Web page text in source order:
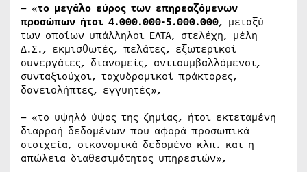
– «το μεγάλο εύρος των επηρεαζόμενων
προσώπων ήτοι 4.000.000-5.000.000, μεταξύ
των οποίων υπάλληλοι ΕΛΤΑ, στελέχη, μέλη
Δ.Σ., εκμισθωτές, πελάτες, εξωτερικοί
συνεργάτες, διανομείς, αντισυμβαλλόμενοι,
συνταξιούχοι, ταχυδρομικοί πράκτορες,
δανειολήπτες, εγγυητές»,
– «το υψηλό ύψος της ζημίας, ήτοι εκτεταμένη
διαρροή δεδομένων που αφορά προσωπικά
στοιχεία, οικονομικά δεδομένα κλπ. και η
απώλεια διαθεσιμότητας υπηρεσιών»,